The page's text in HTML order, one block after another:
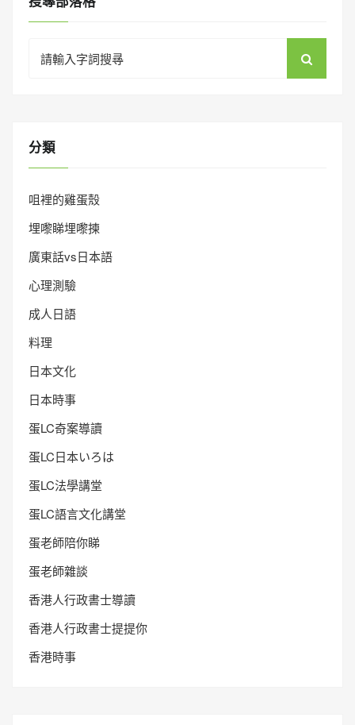
for:
分類
咀裡的雞蛋殼
埋嚟睇埋嚟揀
廣東話vs日本語
心理測驗
成人日語
料理
日本文化
日本時事
蛋LC奇案導讀
蛋LC日本いろは
蛋LC法學講堂
蛋LC語言文化講堂
蛋老師陪你睇
蛋老師雜談
香港人行政書士導讀
香港人行政書士提提你
香港時事